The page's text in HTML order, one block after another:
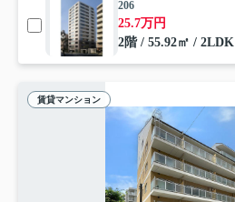
206
25.7万円
2階 / 55.92㎡ / 2LDK
賃貸マンション